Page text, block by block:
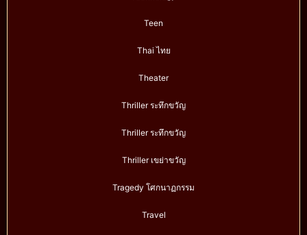
Teen
Thai ไทย
Theater
Thriller ระทึกขวัญ
Thriller ระทึกขวัญ
Thriller เขย่าขวัญ
Tragedy โศกนาฏกรรม
Travel